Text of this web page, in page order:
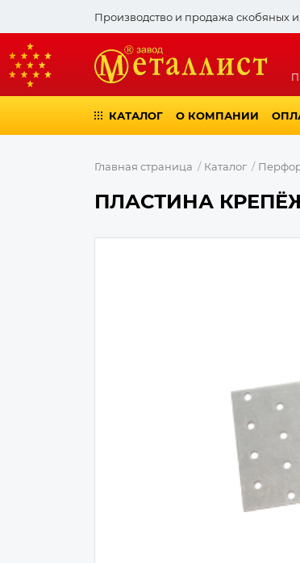
Производство и продажа скобяных
КАТАЛОГ О КОМПАНИИ
Главная страница Каталог
ПЛАСТИНА